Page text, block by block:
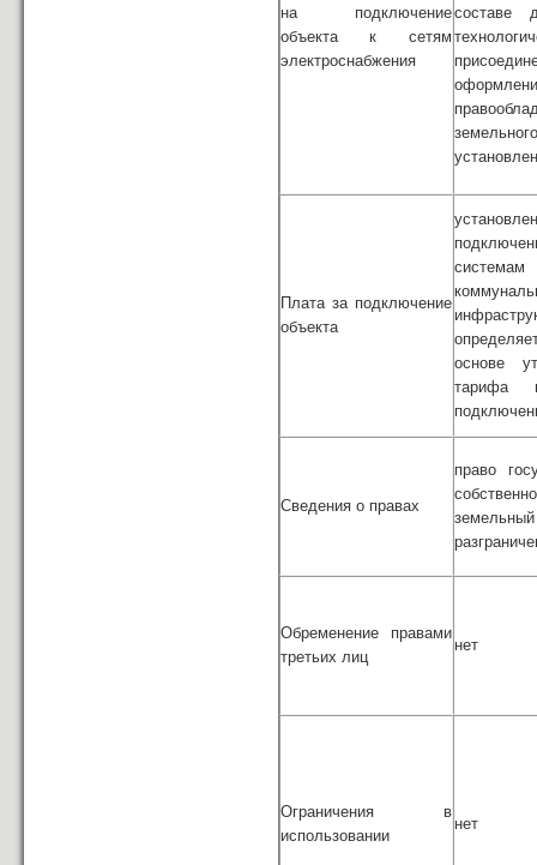
на подключение
объекта к сетям
электроснабжения
составе
Плата за подключение
объекта
системам
основе
тарифа
Сведения о правах
право
Обременение правами
третьих лиц
нет
Ограничения в
использовании
нет